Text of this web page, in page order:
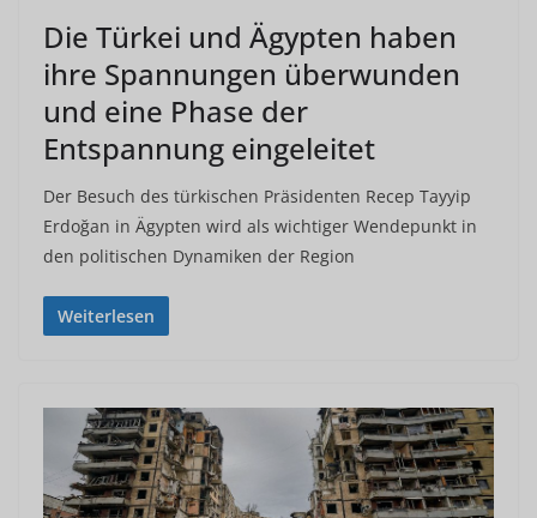
Die Türkei und Ägypten haben
ihre Spannungen überwunden
und eine Phase der
Entspannung eingeleitet
Der Besuch des türkischen Präsidenten Recep Tayyip
Erdoğan in Ägypten wird als wichtiger Wendepunkt in
den politischen Dynamiken der Region
Weiterlesen